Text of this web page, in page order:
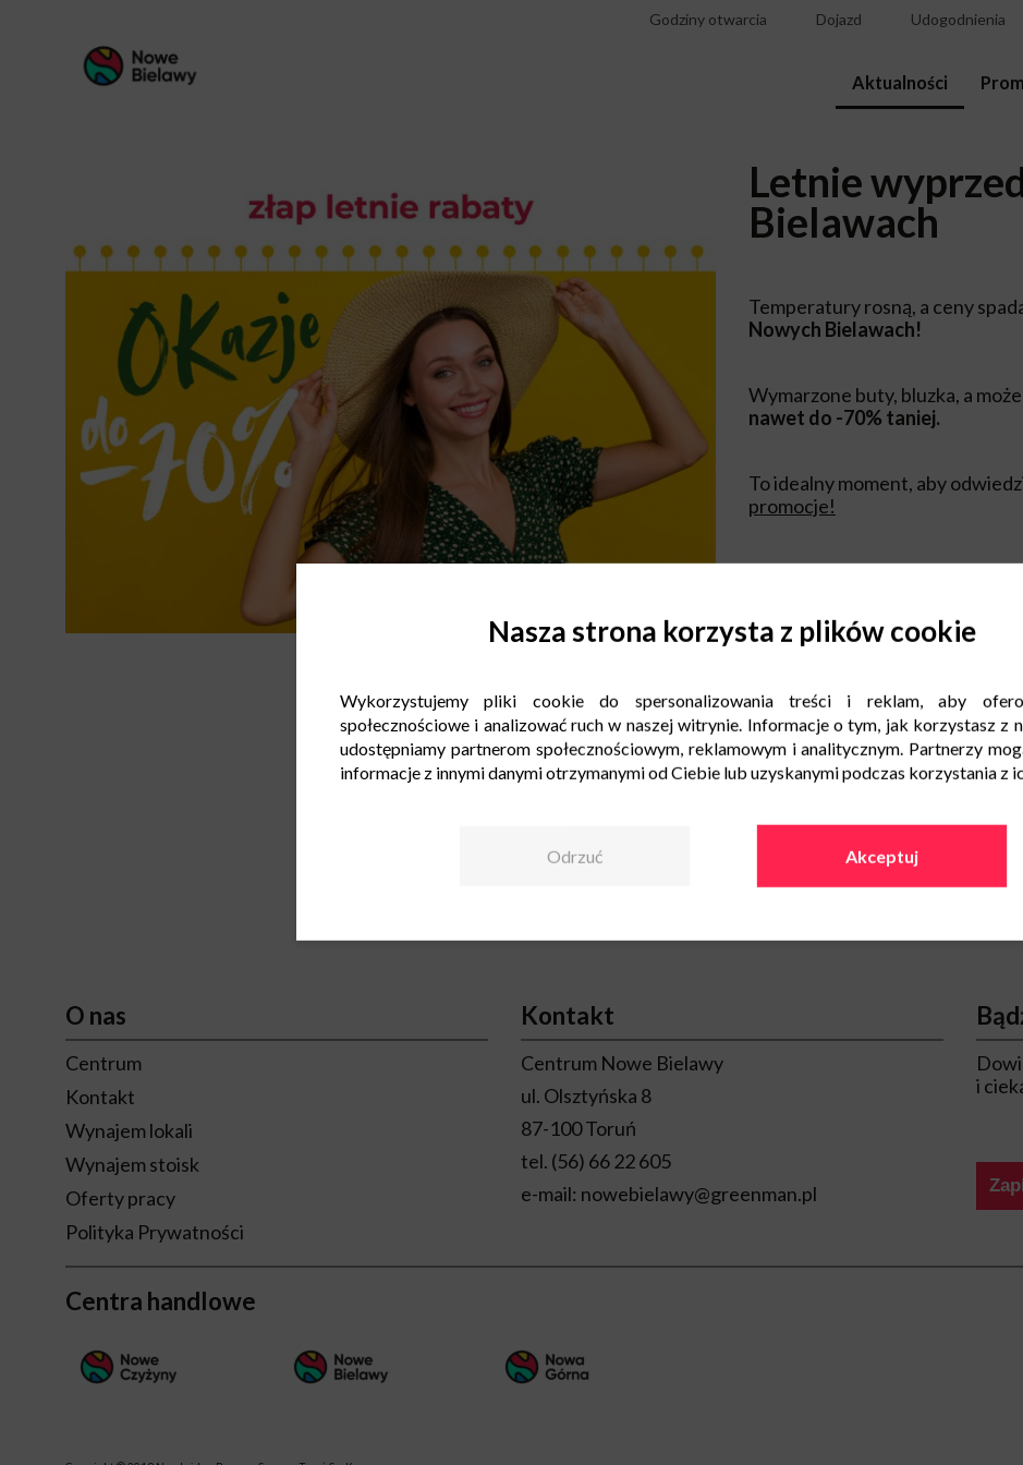
Godziny otwarcia Dojazd Udogodnienia
Aktualności
Letnie
Bielawach
Temperatury rosną, a ceny
Nowych Bielawach!
Wymarzone buty, bluzka, a
nawet do -70% taniej.
To idealny moment, aby
promocje!
Zrób wietrzenie szafy,
się lekki remont albo nawet
Przed wakacyjnym wyjazdem
Na checkliście kostium
się w budżecie.
Nawet wytrawna łowczyni
przy aromatycznej kawie i
Większy głód?Zapraszamy do
O nas
Centrum
Kontakt
Wynajem lokali
Wynajem stoisk
Oferty pracy
Polityka Prywatności
Kontakt
Centrum Nowe Bielawy
ul. Olsztyńska 8
87-100 Toruń
tel. (56) 66 22 605
e-mail: nowebielawy@greenman.pl
i
Centra handlowe
Nasza strona korzysta z plików cookie
Wykorzystujemy pliki cookie do spersonalizowania treści i reklam, aby
społecznościowe i analizować ruch w naszej witrynie. Informacje o tym, jak korzystasz z
udostępniamy partnerom społecznościowym, reklamowym i analitycznym. Partnerzy
informacje z innymi danymi otrzymanymi od Ciebie lub uzyskanymi podczas korzystania z
Odrzuć Akceptuj